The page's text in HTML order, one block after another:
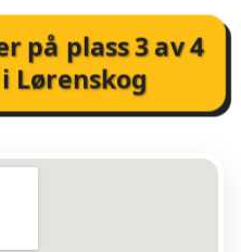
på plass3av4
Lørenskog